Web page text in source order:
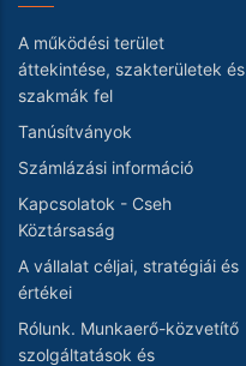
A működési terület
áttekintése, szakterületek és
szakmák fel
Tanúsítványok
Számlázási információ
Kapcsolatok - Cseh
Köztársaság
A vállalat céljai, stratégiái és
értékei
Rólunk. Munkaerő-közvetítő
szolgáltatások és